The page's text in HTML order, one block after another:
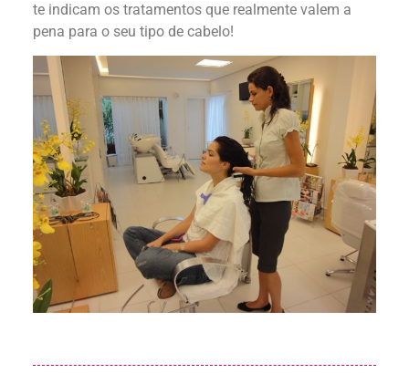
te indicam os tratamentos que realmente valem a
pena para o seu tipo de cabelo!